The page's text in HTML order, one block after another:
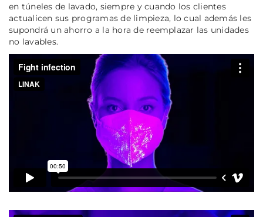
en túneles de lavado, siempre y cuando los clientes
actualicen sus programas de limpieza, lo cual además les
supondrá un ahorro a la hora de reemplazar las unidades
no lavables.